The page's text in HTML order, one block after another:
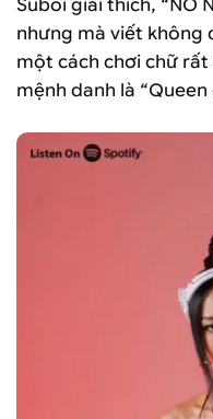
Suboi giải thích, “NO
nhưng mà viết không
một cách chơi chữ
mệnh danh là “Queen